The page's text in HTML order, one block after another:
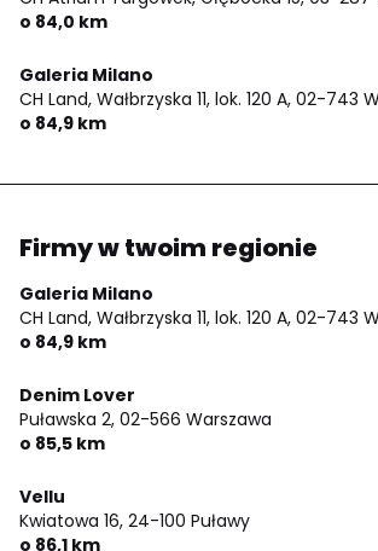
o 84,0 km
Galeria Milano
CH Land, Wałbrzyska 11, lok. 120 A, 02-743
o 84,9 km
Firmy w twoim regionie
Galeria Milano
CH Land, Wałbrzyska 11, lok. 120 A, 02-743
o 84,9 km
Denim Lover
Puławska 2, 02-566 Warszawa
o 85,5 km
Vellu
Kwiatowa 16, 24-100 Puławy
o 86,1 km